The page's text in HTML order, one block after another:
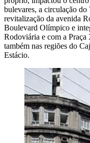
bulevares, a circulação
revitalização da avenida
Boulevard Olímpico e
Rodoviária e com a
também nas regiões do
Estácio.